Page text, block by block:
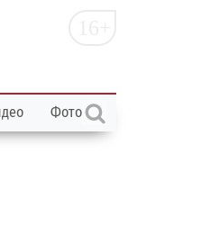
Фото